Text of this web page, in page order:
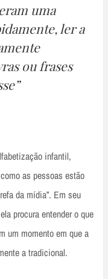
uma
ler a
ou frases
infantil,
as pessoas estão
da mídia”. Em seu
procura entender o que
um momento em que a
a tradicional.